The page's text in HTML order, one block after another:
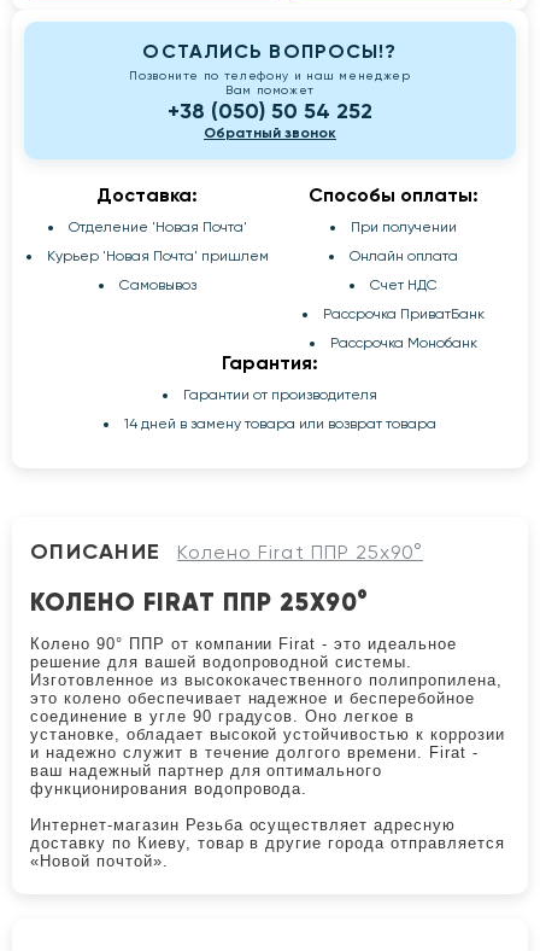
ОСТАЛИСЬ ВОПРОСЫ!?
Позвоните по телефону и наш менеджер
Вам поможет
+38 (050) 50 54 252
Обратный звонок
Доставка:
Отделение 'Новая Почта'
Курьер 'Новая Почта' пришлем
Самовывоз
Способы оплаты:
При получении
Онлайн оплата
Счет НДС
Рассрочка ПриватБанк
Рассрочка Монобанк
Гарантия:
Гарантии от производителя
14 дней в замену товара или возврат товара
ОПИСАНИЕ Колено Firat ППР 25х90°
КОЛЕНО FIRAT ППР 25Х90°
Колено 90° ППР от компании Firat - это идеальное
решение для вашей водопроводной системы.
Изготовленное из высококачественного полипропилена,
это колено обеспечивает надежное и бесперебойное
соединение в угле 90 градусов. Оно легкое в
установке, обладает высокой устойчивостью к коррозии
и надежно служит в течение долгого времени. Firat -
ваш надежный партнер для оптимального
функционирования водопровода.
Интернет-магазин Резьба осуществляет адресную
доставку по Киеву, товар в другие города отправляется
«Новой почтой».